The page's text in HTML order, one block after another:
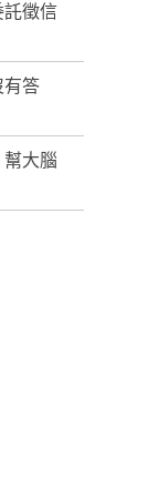
託徵信
有答
大腦